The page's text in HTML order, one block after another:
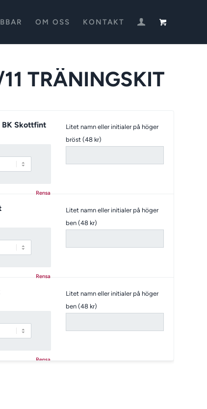
OM OSS KONTAKT
TRÄNINGSKIT
BK Skottfint
Rensa
Litet namn eller initialer på höger
bröst (48 kr)
Rensa
Litet namn eller initialer på höger
ben (48 kr)
Rensa
Litet namn eller initialer på höger
ben (48 kr)